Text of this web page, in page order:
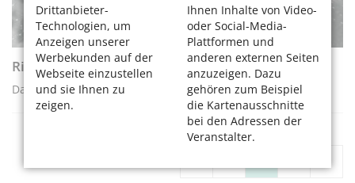
Drittanbieter-
Technologien, um
Anzeigen unserer
Werbekunden auf der
Webseite einzustellen
und sie Ihnen zu
zeigen.
Ihnen Inhalte von Video-
oder Social-Media-
Plattformen und
anderen externen Seiten
anzuzeigen. Dazu
gehören zum Beispiel
die Kartenausschnitte
bei den Adressen der
Veranstalter.
Richtige Brillenpflege
Das ist topp, das ist tabu